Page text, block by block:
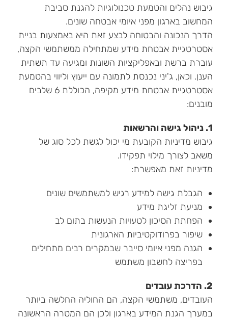
גיבוש נהלים והטמעת טכנולוגיות להגנת סביבת
המחשוב בארגון מפני איומי אבטחה שונים.
הדרך הנכונה והבטוחה לבצע זאת היא באמצעות בניית
אסטרטגיית אבטחת מידע שמתחילה ממשתמשי הקצה,
עוברת ברשת ובאפליקציות השונות ומגיעה עד תשתית
הענן. וכאן, ג'יני נכנסת לתמונה עם ייעוץ וליווי בהטמעת
אסטרטגיית אבטחת מידע מקיפה, הכוללת 6 שלבים
מובנים:
1. ניהול גישה והרשאות
גיבוש מדיניות הקובעת מי יכול לגשת לכל סוג של
משאב לצורך מילוי תפקידו.
מדיניות זאת מאפשרת:
הגבלת גישה למידע רגיש למשתמשים שונים
מניעת זליגת מידע
הפחתת הסיכון לטעויות הנעשות בתום לב
שיפור בפרודוקטיביות הארגונית
הגנה מפני איומי סייבר שבמקרים רבים מתחילים
בפריצה לחשבון משתמש
2. הדרכת עובדים
העובדים, משתמשי הקצה, הם החוליה החלשה ביותר
במערך הגנת המידע בארגון ולכן הם המטרה הראשונה